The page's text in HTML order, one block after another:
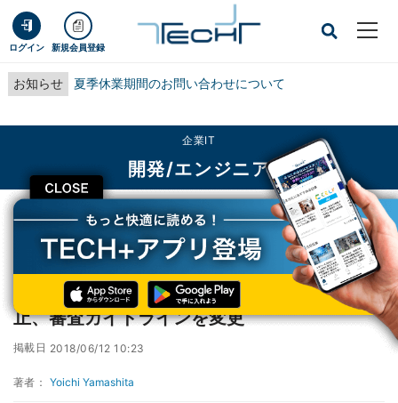
ログイン 新規会員登録
お知らせ 夏季休業期間のお問い合わせについて
CLOSE
企業IT
開発/エンジニア
TECH+ 企業IT
開発/エンジニア
Apple、iOSアプリ内での暗号通貨の採掘を禁止、審査ガイドラインを変更
Apple、iOSアプリ内での暗号通貨の採掘を禁
止、審査ガイドラインを変更
掲載日 2018/06/12 10:23
著者： Yoichi Yamashita